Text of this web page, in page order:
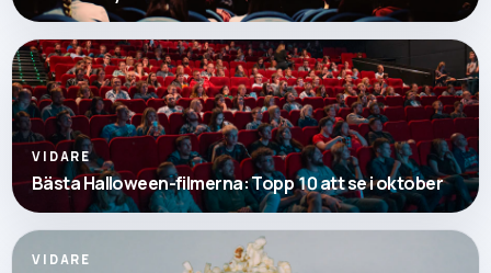
VIDARE
Bästa Halloween-filmerna: Topp 10 att se i oktober
VIDARE